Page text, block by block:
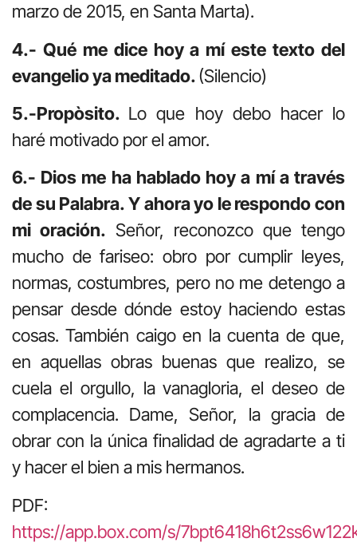
marzo de 2015, en Santa Marta).
4.- Qué me dice hoy a mí este texto del
evangelio ya meditado.(Silencio)
5.-Propòsito. Lo que hoy debo hacer lo
haré motivado por el amor.
6.- Dios me ha hablado hoy a mí a través
de su Palabra. Y ahora yo le respondo con
mi oración. Señor, reconozco que tengo
mucho de fariseo: obro por cumplir leyes,
normas, costumbres, pero no me detengo a
pensar desde dónde estoy haciendo estas
cosas. También caigo en la cuenta de que,
en aquellas obras buenas que realizo, se
cuela el orgullo, la vanagloria, el deseo de
complacencia. Dame, Señor, la gracia de
obrar con la única finalidad de agradarte a ti
y hacer el bien a mis hermanos.
PDF:
https://app.box.com/s/